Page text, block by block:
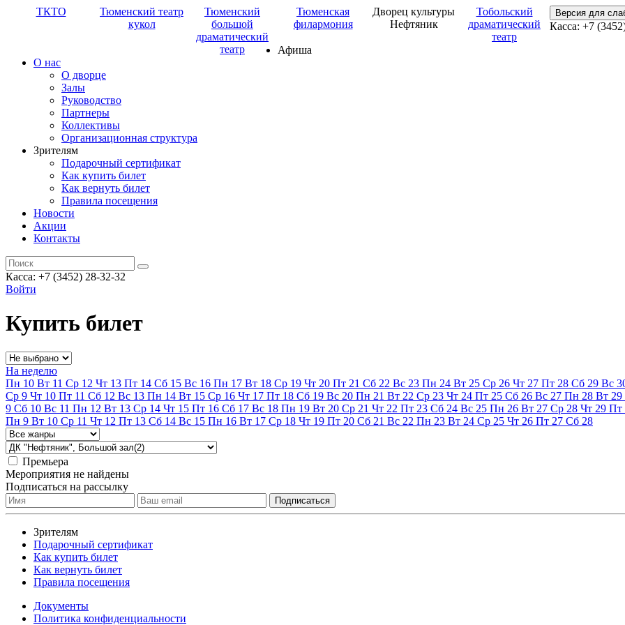
ТКТО
Тюменский театр
кукол
Тюменский
большой
драматический
театр
Тюменская
филармония
Дворец культуры
Нефтяник
Тобольский
драматический
театр
Версия для
Касса: +7
Афиша
О нас
О дворце
Залы
Руководство
Партнеры
Коллективы
Организационная структура
Зрителям
Подарочный сертификат
Как купить билет
Как вернуть билет
Правила посещения
Новости
Акции
Контакты
Касса: +7 (3452) 28-32-32
Войти
Купить билет
На неделю
Пн 10 Вт 11 Ср 12 Чт 13 Пт 14 Сб 15 Вс 16 Пн 17 Вт 18 Ср 19 Чт 20 Пт 21 Сб 22 Вс 23 Пн 24 Вт 25 Ср 26 Чт 27 Пт 28 Сб 29 Вс
Ср 9 Чт 10 Пт 11 Сб 12 Вс 13 Пн 14 Вт 15 Ср 16 Чт 17 Пт 18 Сб 19 Вс 20 Пн 21 Вт 22 Ср 23 Чт 24 Пт 25 Сб 26 Вс 27 Пн 28 Вт 29
9 Сб 10 Вс 11 Пн 12 Вт 13 Ср 14 Чт 15 Пт 16 Сб 17 Вс 18 Пн 19 Вт 20 Ср 21 Чт 22 Пт 23 Сб 24 Вс 25 Пн 26 Вт 27 Ср 28 Чт 29 Пт
Пн 9 Вт 10 Ср 11 Чт 12 Пт 13 Сб 14 Вс 15 Пн 16 Вт 17 Ср 18 Чт 19 Пт 20 Сб 21 Вс 22 Пн 23 Вт 24 Ср 25 Чт 26 Пт 27 Сб 28
Премьера
Мероприятия не найдены
Подписаться на рассылку
Зрителям
Подарочный сертификат
Как купить билет
Как вернуть билет
Правила посещения
Документы
Политика конфиденциальности